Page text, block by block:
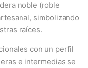
noble (roble
simbolizando
raíces.
con un perfil
e intermedias se